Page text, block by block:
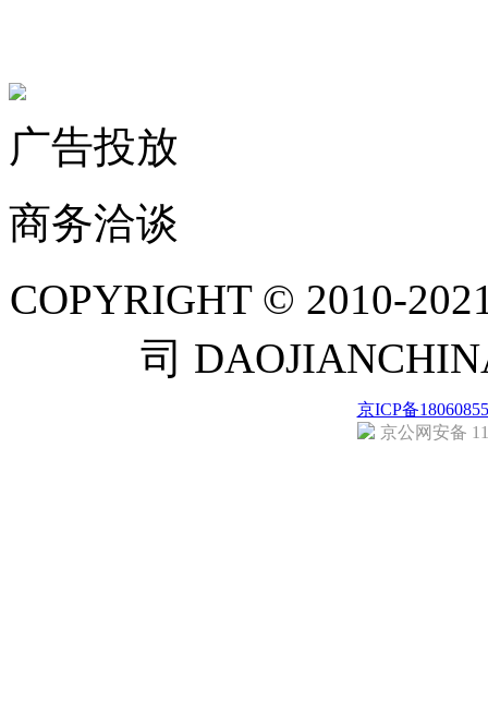
广告投放
商务洽谈
COPYRIGHT © 2010-
司
京ICP备
京公网安备